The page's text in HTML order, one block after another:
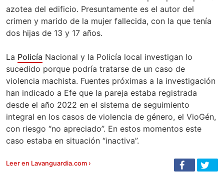
azotea del edificio. Presuntamente es el autor del
crimen y marido de la mujer fallecida, con la que tenía
dos hijas de 13 y 17 años.
La Policía Nacional y la Policía local investigan lo
sucedido porque podría tratarse de un caso de
violencia machista. Fuentes próximas a la investigación
han indicado a Efe que la pareja estaba registrada
desde el año 2022 en el sistema de seguimiento
integral en los casos de violencia de género, el VioGén,
con riesgo “no apreciado”. En estos momentos este
caso estaba en situación “inactiva”.
Leer en Lavanguardia.com ›